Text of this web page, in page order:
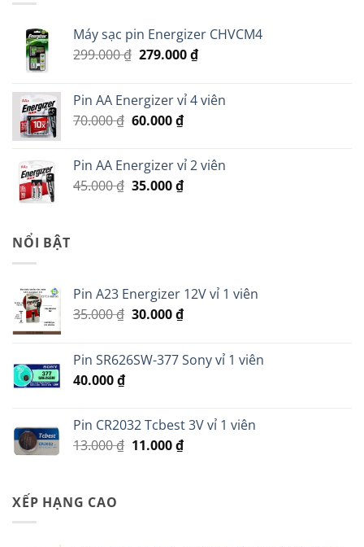
Máy sạc pin Energizer CHVCM4
299.000₫ Giá
299.000 ₫.
279.000₫Giá
là:
Pin AA Energizer vỉ 4 viên
70.000₫ Giá
70.000 ₫.
60.000₫Giá
là:
60.000 ₫.
Pin AA Energizer vỉ 2 viên
45.000₫ Giá
35.000₫Giá
NỔI BẬT
Pin A23 Energizer 12V vỉ 1 viên
35.000₫ Giá
35.000 ₫.
30.000₫Giá
là:
Pin SR626SW-377 Sony vỉ 1 viên
40.000₫
Pin CR2032 Tcbest 3V vỉ 1 viên
13.000₫ Giá
11.000₫Giá
XẾP HẠNG CAO